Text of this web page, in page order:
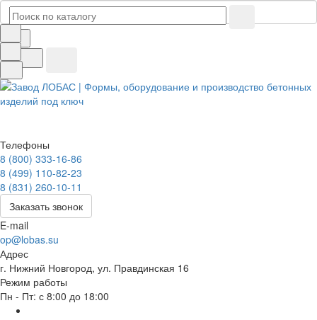
Телефоны
8 (800) 333-16-86
8 (499) 110-82-23
8 (831) 260-10-11
Заказать звонок
E-mail
op@lobas.su
Адрес
г. Нижний Новгород, ул. Правдинская 16
Режим работы
Пн - Пт: с 8:00 до 18:00